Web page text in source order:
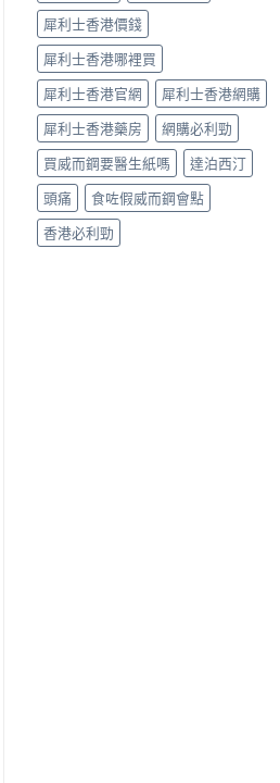
犀利士香港價錢
犀利士香港哪裡買
犀利士香港官網
犀利士香港網購
犀利士香港藥房
網購必利勁
買威而鋼要醫生紙嗎
達泊西汀
頭痛
食咗假威而鋼會點
香港必利勁